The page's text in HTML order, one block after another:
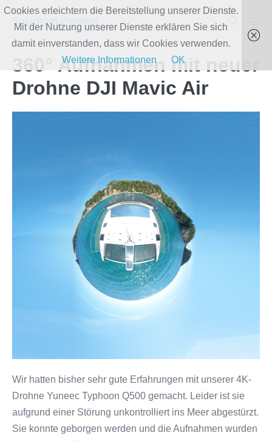
Zum
Inhalt
springen
Solarboot-Projekte
Schalter
360° Aufnahmen mit neuer
Drohne DJI Mavic Air
Wir hatten bisher sehr gute Erfahrungen mit unserer 4K-
Drohne Yuneec Typhoon Q500 gemacht. Leider ist sie
aufgrund einer Störung unkontrolliert ins Meer abgestürzt.
Sie konnte geborgen werden und die Aufnahmen wurden
Cookies erleichtern die Bereitstellung unserer Dienste.
Mit der Nutzung unserer Dienste erklären Sie sich
damit einverstanden, dass wir Cookies verwenden.
Weitere Informationen
OK